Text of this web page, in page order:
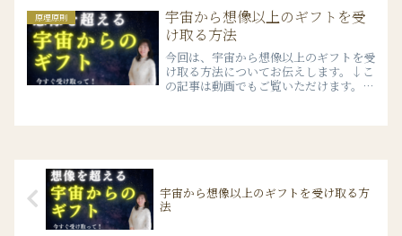
うぞ！ 目に見えない世界を前提にする
空気が目に見えないのと同...
原理原則
宇宙から想像以上のギフトを受
け取る方法
今回は、宇宙から想像以上のギフトを受
け取る方法についてお伝えします。↓こ
の記事は動画でもご覧いただけます。実
宇宙から想像以上のギフトを受け取る方
法